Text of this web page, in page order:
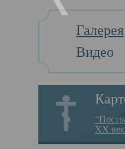
Галерея
Видео
XX